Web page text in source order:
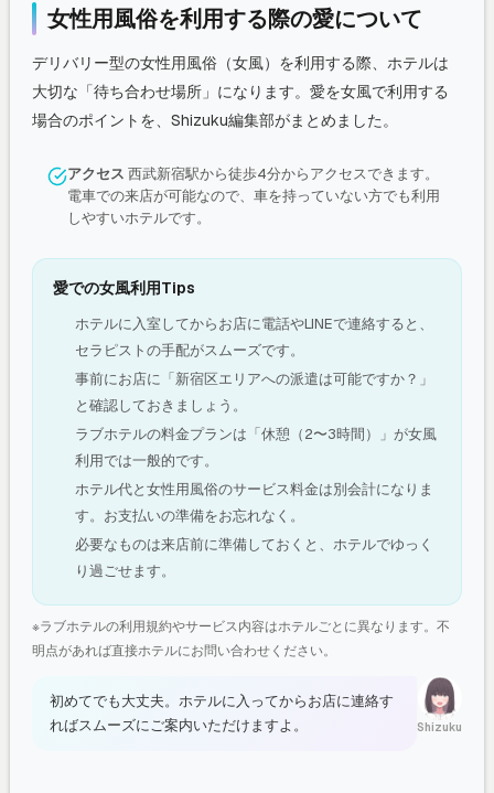
女性用風俗を利用する際の愛について
デリバリー型の女性用風俗（女風）を利用する際、ホテルは
大切な「待ち合わせ場所」になります。愛を女風で利用する
場合のポイントを、Shizuku編集部がまとめました。
アクセス 西武新宿駅から徒歩4分からアクセスできます。
電車での来店が可能なので、車を持っていない方でも利用
しやすいホテルです。
愛での女風利用Tips
ホテルに入室してからお店に電話やLINEで連絡すると、
セラピストの手配がスムーズです。
事前にお店に「新宿区エリアへの派遣は可能ですか？」
と確認しておきましょう。
ラブホテルの料金プランは「休憩（2〜3時間）」が女風
利用では一般的です。
ホテル代と女性用風俗のサービス料金は別会計になりま
す。お支払いの準備をお忘れなく。
必要なものは来店前に準備しておくと、ホテルでゆっく
り過ごせます。
※ラブホテルの利用規約やサービス内容はホテルごとに異なります。不
明点があれば直接ホテルにお問い合わせください。
Shizuku
初めてでも大丈夫。ホテルに入ってからお店に連絡す
ればスムーズにご案内いただけますよ。